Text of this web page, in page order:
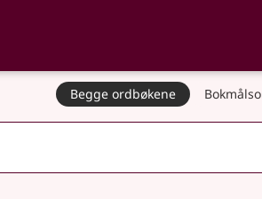
og
Begge ordbøkene